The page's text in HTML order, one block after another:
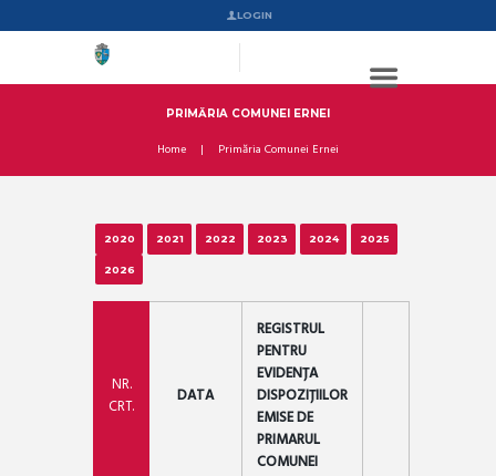
LOGIN
PRIMĂRIA COMUNEI ERNEI
Home Primăria Comunei Ernei
2020 2021 2022 2023 2024 2025
2026
NR.
CRT.
DATA
REGISTRUL
PENTRU
EVIDENȚA
DISPOZIȚIILOR
EMISE DE
PRIMARUL
COMUNEI